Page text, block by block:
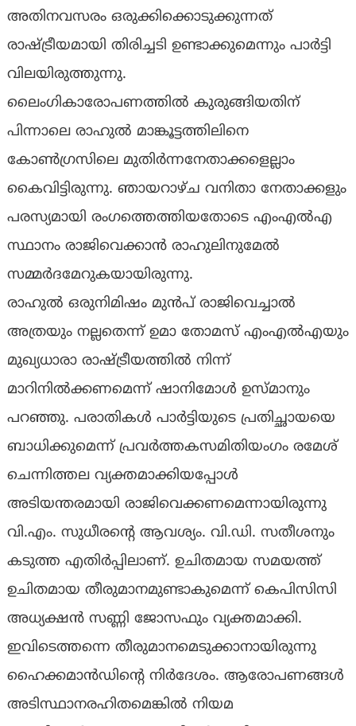
അതിനവസരം ഒരുക്കിക്കൊടുക്കുന്നത്
രാഷ്ട്രീയമായി തിരിച്ചടി ഉണ്ടാക്കുമെന്നും പാർട്ടി
വിലയിരുത്തുന്നു.
ലൈംഗികാരോപണത്തിൽ കുരുങ്ങിയതിന്
പിന്നാലെ രാഹുൽ മാങ്കൂട്ടത്തിലിനെ
കോൺഗ്രസിലെ മുതിർന്നനേതാക്കളെല്ലാം
കൈവിട്ടിരുന്നു. ഞായറാഴ്ച വനിതാ നേതാക്കളും
പരസ്യമായി രംഗത്തെത്തിയതോടെ എംഎൽഎ
സ്ഥാനം രാജിവെക്കാൻ രാഹുലിനുമേൽ
സമ്മർദമേറുകയായിരുന്നു.
രാഹുൽ ഒരുനിമിഷം മുൻപ് രാജിവെച്ചാൽ
അത്രയും നല്ലതെന്ന് ഉമാ തോമസ് എംഎൽഎയും
മുഖ്യധാരാ രാഷ്ട്രീയത്തിൽ നിന്ന്
മാറിനിൽക്കണമെന്ന് ഷാനിമോൾ ഉസ്മാനും
പറഞ്ഞു. പരാതികൾ പാർട്ടിയുടെ പ്രതിച്ഛായയെ
ബാധിക്കുമെന്ന് പ്രവർത്തകസമിതിയംഗം രമേശ്‌
ചെന്നിത്തല വ്യക്തമാക്കിയപ്പോൾ
അടിയന്തരമായി രാജിവെക്കണമെന്നായിരുന്നു
വി.എം. സുധീരൻ്റെ ആവശ്യം. വി.ഡി. സതീശനും
കടുത്ത എതിർപ്പിലാണ്. ഉചിതമായ സമയത്ത്
ഉചിതമായ തീരുമാനമുണ്ടാകുമെന്ന് കെപിസിസി
അധ്യക്ഷൻ സണ്ണി ജോസഫും വ്യക്തമാക്കി.
ഇവിടെത്തന്നെ തീരുമാനമെടുക്കാനായിരുന്നു
ഹൈക്കമാൻഡിൻ്റെ നിർദേശം. ആരോപണങ്ങൾ
അടിസ്ഥാനരഹിതമെങ്കിൽ നിയമ